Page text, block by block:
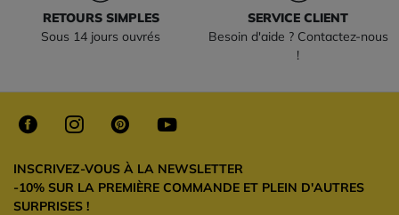
RETOURS SIMPLES
Sous 14 jours ouvrés
SERVICE CLIENT
Besoin d'aide ? Contactez-nous
!
INSCRIVEZ-VOUS À LA NEWSLETTER
-10% SUR LA PREMIÈRE COMMANDE ET PLEIN D'AUTRES
SURPRISES !